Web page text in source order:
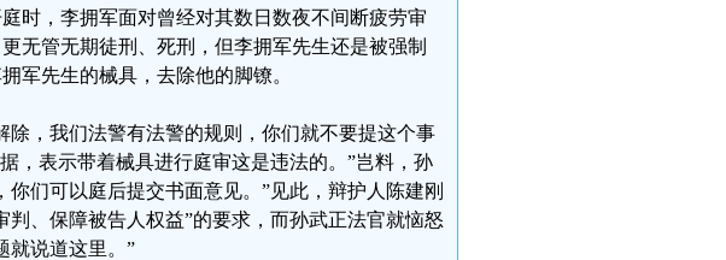
时，李拥军面对曾经对其数日数夜不间断疲劳审
无管无期徒刑、死刑，但李拥军先生还是被强制
军先生的械具，去除他的脚镣。
，我们法警有法警的规则，你们就不要提这个事
，表示带着械具进行庭审这是违法的。”岂料，孙
们可以庭后提交书面意见。”见此，辩护人陈建刚
、保障被告人权益”的要求，而孙武正法官就恼怒
就说道这里。”